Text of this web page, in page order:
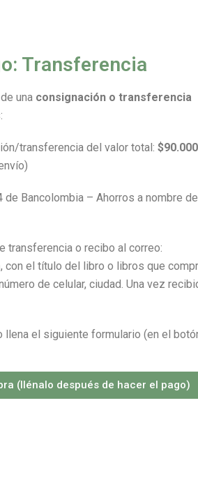
Transferencia
una consignación o transferencia
transferencia del valor total:
de Bancolombia – Ahorros a nombre
transferencia o recibo al correo:
, con el título del libro o libros que
de celular, ciudad. Una vez
llena el siguiente formulario (en el
(llénalo después de hacer el pago)